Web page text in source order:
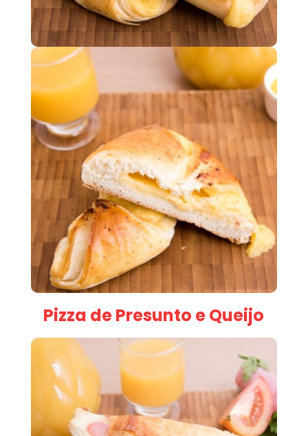
Pizza de Presunto e Queijo